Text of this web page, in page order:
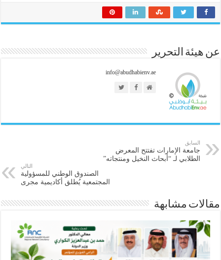
عن هيئة التحرير
info@abudhabienv.ae
السابق
جامعة الإمارات تفتتح المعرض
الطلابي لـ “أبحاث النخيل ومنتجاته”
التالي
الصندوق الوطني للمسؤولية
المجتمعية يُطلق أكاديمية مجرى
مقالات مشابهة